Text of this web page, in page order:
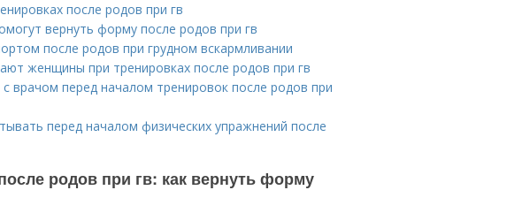
после родов при гв
вернуть форму после родов при гв
после родов при грудном вскармливании
женщины при тренировках после родов при гв
врачом перед началом тренировок после родов при
перед началом физических упражнений после
родов при гв: как вернуть форму